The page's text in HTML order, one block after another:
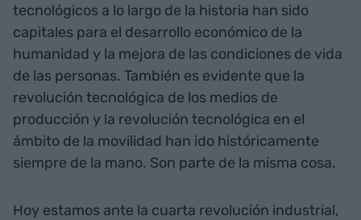
tecnológicos a lo largo de la historia han sido
capitales para el desarrollo económico de la
humanidad y la mejora de las condiciones de vida
de las personas. También es evidente que la
revolución tecnológica de los medios de
producción y la revolución tecnológica en el
ámbito de la movilidad han ido históricamente
siempre de la mano. Son parte de la misma cosa.
Hoy estamos ante la cuarta revolución industrial,